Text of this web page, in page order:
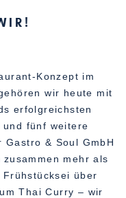
Konzept im
wir heute mit
erfolgreichsten
und fünf weitere
& Soul GmbH
mehr als
über
Thai Curry – wir